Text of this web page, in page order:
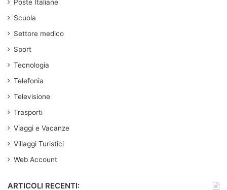
Poste Italiane
Scuola
Settore medico
Sport
Tecnologia
Telefonia
Televisione
Trasporti
Viaggi e Vacanze
Villaggi Turistici
Web Account
ARTICOLI RECENTI: